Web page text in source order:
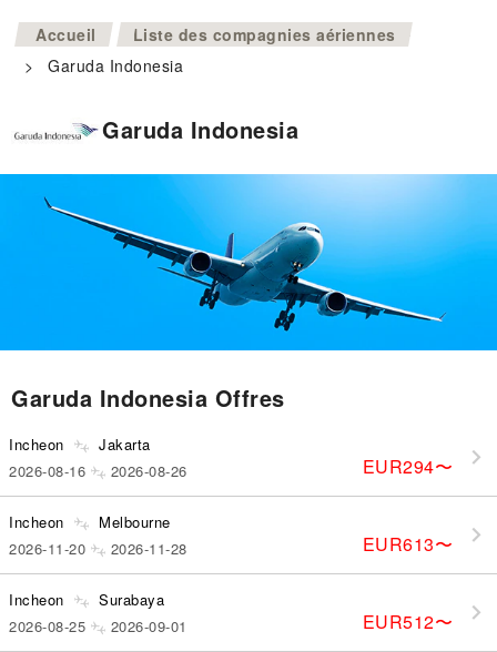
Accueil >
Liste des compagnies aériennes
>
Garuda Indonesia
Garuda Indonesia
Garuda Indonesia Offres
Incheon Jakarta
EUR294〜
2026-08-16 2026-08-26
Incheon Melbourne
EUR613〜
2026-11-20 2026-11-28
Incheon Surabaya
EUR512〜
2026-08-25 2026-09-01